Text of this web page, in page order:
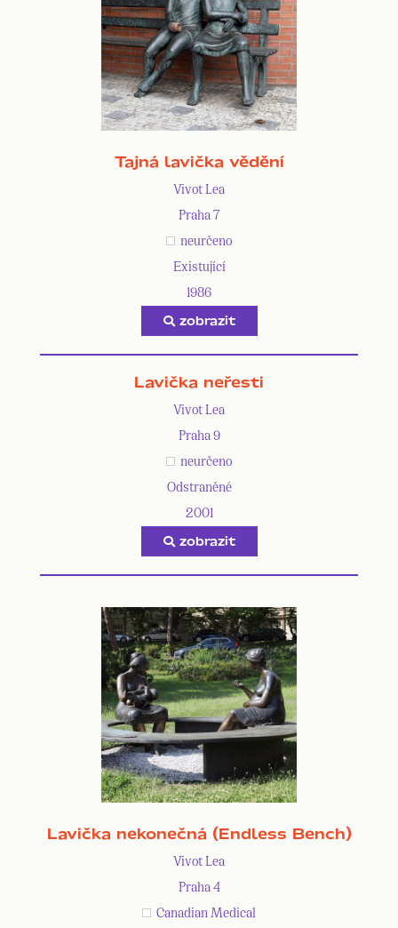
Tajná lavička vědění
Vivot Lea
Praha 7
neurčeno
Existující
1986
zobrazit
Lavička neřesti
Vivot Lea
Praha 9
neurčeno
Odstraněné
2001
zobrazit
Lavička nekonečná (Endless Bench)
Vivot Lea
Praha 4
Canadian Medical